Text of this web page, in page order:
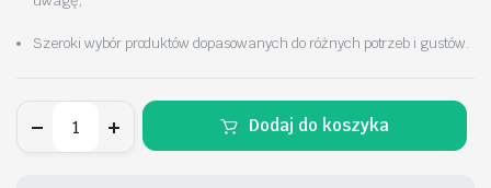
Szeroki wybór produktów dopasowanych do różnych potrzeb i gustów.
stół
Dodaj do koszyka